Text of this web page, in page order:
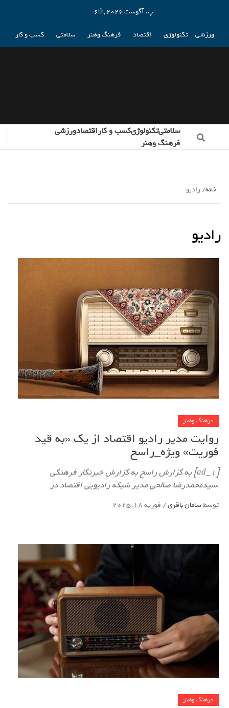
پ. آگوست 6th, 2026
ورزشی تکنولوژی اقتصاد فرهنگ وهنر سلامتی کسب و کار
سلامتیتکنولوژیکسب و کاراقتصادورزشی
فرهنگ وهنر
خانه رادیو
رادیو
فرهنگ وهنر
روایت مدیر رادیو اقتصاد از یک «به قید
فوریت» ویژه_راسخ
[ad_1] به گزارش راسخ به گزارش خبرنگار فرهنگی
،سیدمحمدرضا صالحی مدیر شبکه رادیویی اقتصاد در
توسطسامان باقری/ فوریه 18, 2025
فرهنگ وهنر